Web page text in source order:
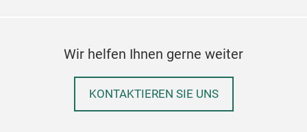
Wir helfen Ihnen gerne weiter
KONTAKTIEREN SIE UNS